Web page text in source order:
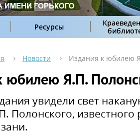
Ресурсы
Новости Издания к юбилею
юбилею Я.П.
увидели свет
Полонского, известного